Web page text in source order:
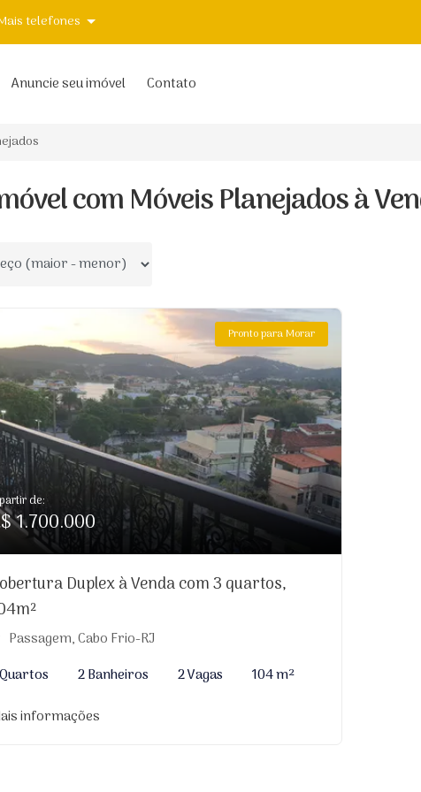
telefones
Anuncie seu imóvel Contato
com Móveis Planejados à
por
Pronto para Morar
de:
1.700.000
Duplex à Venda com 3 quartos,
Passagem, Cabo Frio-RJ
2 Banheiros 2 Vagas
104 m²
informações